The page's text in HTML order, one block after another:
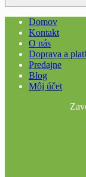
Domov
Kontakt
O nás
Doprava a
Predajne
Blog
Môj účet